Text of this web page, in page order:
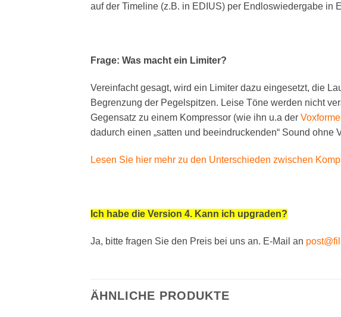
auf der Timeline (z.B. in EDIUS) per Endloswiedergabe in
Frage: Was macht ein Limiter?
Vereinfacht gesagt, wird ein Limiter dazu eingesetzt, die
Begrenzung der Pegelspitzen. Leise Töne werden nicht
Gegensatz zu einem Kompressor (wie ihn u.a der
dadurch einen „satten und beeindruckenden“ Sound ohne
Lesen Sie hier mehr zu den Unterschieden zwischen
Ich habe die Version 4. Kann ich upgraden?
Ja, bitte fragen Sie den Preis bei uns an. E-Mail an
ÄHNLICHE PRODUKTE